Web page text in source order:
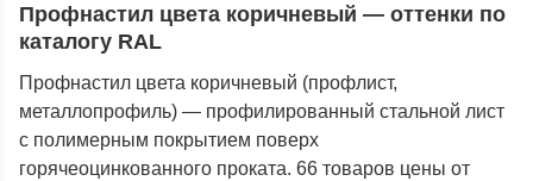
Профнастил цвета коричневый — оттенки по
каталогу RAL
Профнастил цвета коричневый (профлист,
металлопрофиль) — профилированный стальной лист
с полимерным покрытием поверх
горячеоцинкованного проката. 66 товаров цены от